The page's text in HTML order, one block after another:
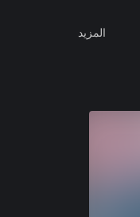
المزيد